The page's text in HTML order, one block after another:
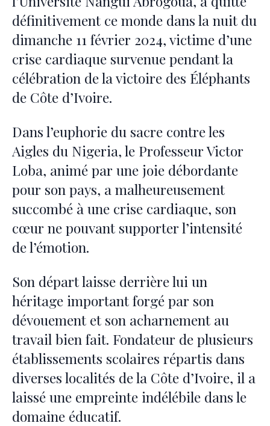
définitivement ce monde dans la nuit du
dimanche 11 février 2024, victime d’une
crise cardiaque survenue pendant la
célébration de la victoire des Éléphants
de Côte d’Ivoire.
Dans l’euphorie du sacre contre les
Aigles du Nigeria, le Professeur Victor
Loba, animé par une joie débordante
pour son pays, a malheureusement
succombé à une crise cardiaque, son
cœur ne pouvant supporter l’intensité
de l’émotion.
Son départ laisse derrière lui un
héritage important forgé par son
dévouement et son acharnement au
travail bien fait. Fondateur de plusieurs
établissements scolaires répartis dans
diverses localités de la Côte d’Ivoire, il a
laissé une empreinte indélébile dans le
domaine éducatif.